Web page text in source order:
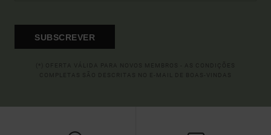
SUBSCREVER